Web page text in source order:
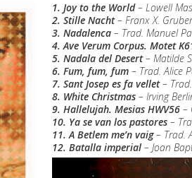
1. Joy to the World– Lowell
2. Stille Nacht– Franx X.
3. Nadalenca – Trad. Manuel
4. Ave Verum Corpus. Motet
5. Nadala del Desert– Matilde
6. Fum, fum, fum – Trad. Alice
7. Sant Josep es fa vellet–
8. White Christmas – Irving
9. Hallelujah. Mesias HWV56 –
10. Ya se van los pastores –
11. A Betlem me’n vaig– Trad.
12. Batalla imperial – Joan